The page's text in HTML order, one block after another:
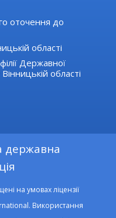
оточення до
області
Державної
області
державна
на умовах ліцензії
Використання